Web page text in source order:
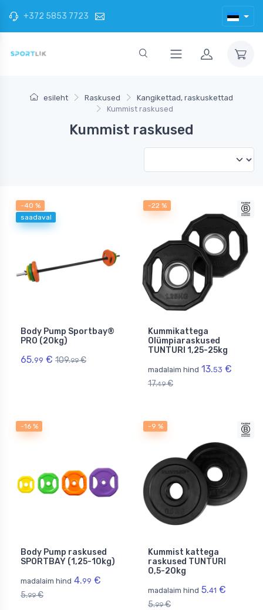
+372 5853 7723
esileht Raskused
Kangikettad, raskuskettad
Kummist raskused
Kummist raskused
-40 %
saadaval
Body Pump Sportbay®
PRO (20kg)
65.99 € 109.99€
-22 %
Kummikattega
Olümpiaraskused
TUNTURI 1,25-25kg
madalaim hind 13.53 €
17.49€
-16 %
Body Pump raskused
SPORTBAY (1,25-10kg)
madalaim hind 4.99 €
5.99€
-9 %
Kummist kattega
raskused TUNTURI
0,5-20kg
madalaim hind 5.41 €
5.99€